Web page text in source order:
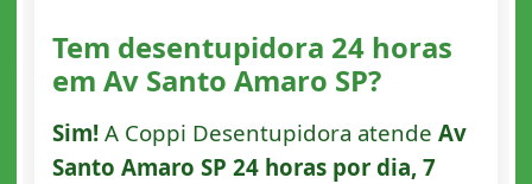
Tem desentupidora 24 horas
em Av Santo Amaro SP?
Sim!A Coppi Desentupidora atende Av
Santo Amaro SP 24 horas por dia, 7